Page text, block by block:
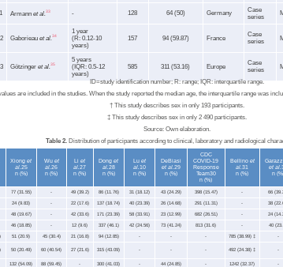
Armann et al. 33 - 128 64 (50) Germany
Case
series
Gaborieau et al. 34
1 year
(R: 0.12-10
years)
157 94 (59.87) France
Case
series
Götzinger et al. 35
5 years
(IQR: 0.5-12
years)
585 311 (53.16) Europe
Case
series
ID=study identification number; R: range; IQR: interquartile range.
are included in the studies. When the study reported the median age, the interquartile range was
† This study describes sex in only 193 participants.
‡ This study describes sex in only 2 490 participants.
Source: Own elaboration.
Table 2. Distribution of participants according to clinical, laboratory and radiological
Xiong et
al. 25
n (%)
Wu et
al. 26
n (%)
Li et
al. 27
n (%)
Dong et
al. 28
n (%)
Lu et
al. 10
n (%)
DeBiasi
et al. 29
n (%)
CDC
COVID-19
Response
Team30
n (%)
Bellino et
al. 31
n (%)
et al.
n
77 (31.55) - 49 (39.2) 86 (11.76) 31 (18.12) 43 (24.29) 398 (15.47) - 66
24 (9.83) - 22 (17.6) 137 (18.74) 40 (23.39) 26 (14.68) 291 (11.31) - 38
48 (19.67) - 42 (33.6) 171 (23.39) 58 (33.91) 23 (12.99) 682 (26.51) - 24
46 (18.85) - 12 (9.6) 337 (46.1) 42 (24.56) 73 (41.24) 813 (31.6) - 40
51 (20.9) 45 (30.4) 21 (16.8) 94 (12.85) - - - 785 (38.99) ‡ -
50 (20.49) 60 (40.54) 27 (21.6) 315 (43.09) - - - 492 (24.38) ‡ -
132 (54.09) 88 (59.45) - 300 (41.03) - 44 (24.85) - 1242 (32.37) -